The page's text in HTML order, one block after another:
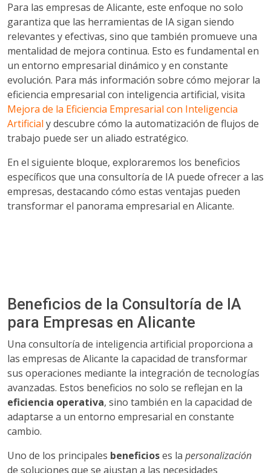
Para las empresas de Alicante, este enfoque no solo
garantiza que las herramientas de IA sigan siendo
relevantes y efectivas, sino que también promueve una
mentalidad de mejora continua. Esto es fundamental en
un entorno empresarial dinámico y en constante
evolución. Para más información sobre cómo mejorar la
eficiencia empresarial con inteligencia artificial, visita
Mejora de la Eficiencia Empresarial con Inteligencia
Artificial y descubre cómo la automatización de flujos de
trabajo puede ser un aliado estratégico.
En el siguiente bloque, exploraremos los beneficios
específicos que una consultoría de IA puede ofrecer a las
empresas, destacando cómo estas ventajas pueden
transformar el panorama empresarial en Alicante.
Beneficios de la Consultoría de IA
para Empresas en Alicante
Una consultoría de inteligencia artificial proporciona a
las empresas de Alicante la capacidad de transformar
sus operaciones mediante la integración de tecnologías
avanzadas. Estos beneficios no solo se reflejan en la
eficiencia operativa, sino también en la capacidad de
adaptarse a un entorno empresarial en constante
cambio.
Uno de los principales beneficioses la personalización
de soluciones que se ajustan a las necesidades